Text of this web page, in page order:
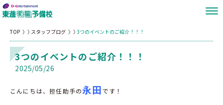
TOP スタッフブログ 3つのイベントのご紹介！！！
3つのイベントのご紹介！！！
2025/05/26
こんにちは、担任助手の永田です！